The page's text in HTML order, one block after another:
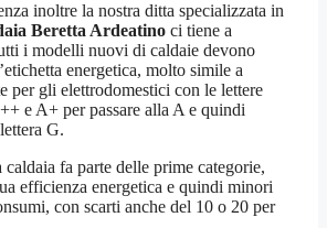
inoltre la nostra ditta specializzata in
Beretta Ardeatino ci tiene a
i modelli nuovi di caldaie devono
energetica, molto simile a
per gli elettrodomestici con le lettere
e A+ per passare alla A e quindi
G.
fa parte delle prime categorie,
efficienza energetica e quindi minori
con scarti anche del 10 o 20 per